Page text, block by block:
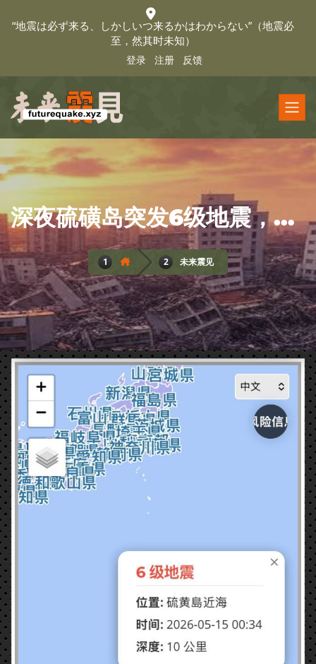
“地震は必ず来る、しかしいつ来るかはわからない”（地震必
至，然其时未知）
登录 注册 反馈
深夜硫磺岛突发6级地震，南海海槽地震前奏？
未来震见